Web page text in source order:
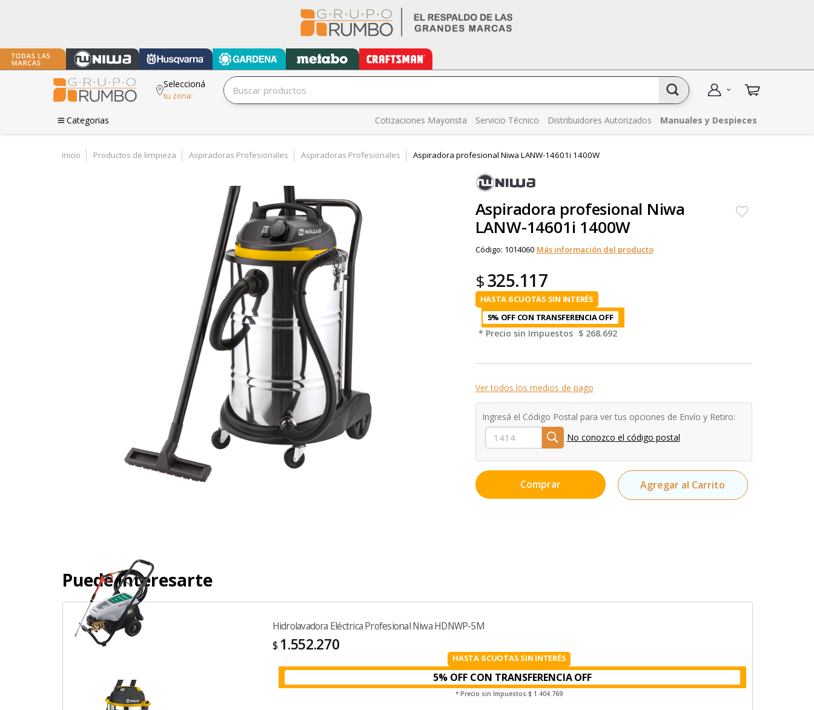
Seleccioná
tu zona:
Categorias Cotizaciones Mayorista Servicio Técnico Distribuidores Autorizados Manuales y Despieces
Inicio Productos de limpieza Aspiradoras Profesionales Aspiradoras Profesionales Aspiradora profesional Niwa LANW-14601i 1400W
Aspiradora profesional Niwa
LANW-14601i 1400W
Código: 1014060 Más información del producto
$325.117
HASTA 6 CUOTAS SIN INTERÉS
5% OFF CON TRANSFERENCIA
* Precio sin Impuestos $ 268.692
Ver todos los medios de pago
Ingresá el Código Postal para ver tus opciones de Envío y Retiro:
No conozco el código postal
Comprar Agregar al Carrito
Puede interesarte
Hidrolavadora Eléctrica Profesional Niwa HDNWP-5M
$ 1.552.270
HASTA 6 CUOTAS SIN INTERÉS
5% OFF CON TRANSFERENCIA
* Precio sin Impuestos $ 1.404.769